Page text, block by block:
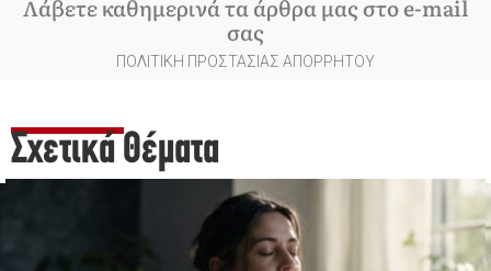
Λάβετε καθημερινά τα άρθρα μας στο e-mail
σας
ΠΟΛΙΤΙΚΗ ΠΡΟΣΤΑΣΙΑΣ ΑΠΟΡΡΗΤΟΥ
Σχετικά Θέματα